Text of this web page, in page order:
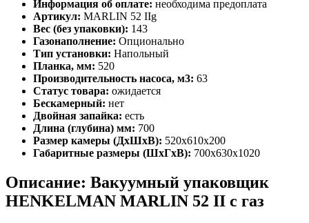
Информация об оплате: необходима предоплата
Артикул: MARLIN 52 IIg
Вес (без упаковки): 143
Газонаполнение: Опционально
Тип установки: Напольный
Планка, мм: 520
Производительность насоса, м3: 63
Статус товара: ожидается
Бескамерный: нет
Двойная запайка: есть
Длина (глубина) мм: 700
Размер камеры (ДхШхВ): 520х610х200
Габаритные размеры (ШхГхВ): 700х630х1020
Описание: Вакуумный упаковщик
HENKELMAN MARLIN 52 II с газ